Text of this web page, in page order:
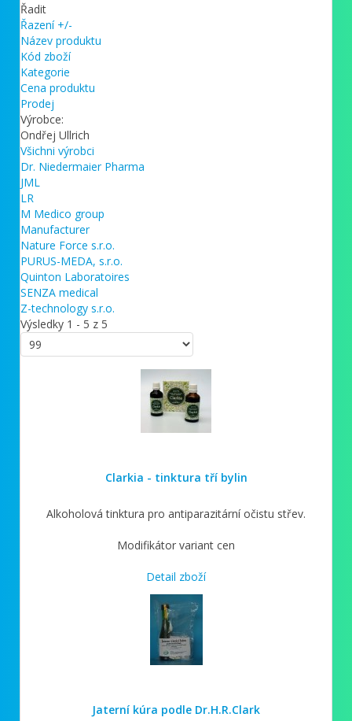
Řadit
Řazení +/-
Název produktu
Kód zboží
Kategorie
Cena produktu
Prodej
Výrobce:
Ondřej Ullrich
Všichni výrobci
Dr. Niedermaier Pharma
JML
LR
M Medico group
Manufacturer
Nature Force s.r.o.
PURUS-MEDA, s.r.o.
Quinton Laboratoires
SENZA medical
Z-technology s.r.o.
Výsledky 1 - 5 z 5
Clarkia - tinktura tří bylin
Alkoholová tinktura pro antiparazitární očistu střev.
Modifikátor variant cen
Detail zboží
Jaterní kúra podle Dr.H.R.Clark